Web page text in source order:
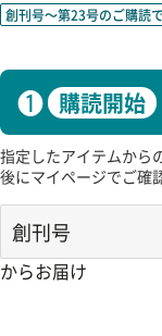
創刊号～第23号のご購読
❶ 購読開始
指定したアイテムから
後にマイページでご確